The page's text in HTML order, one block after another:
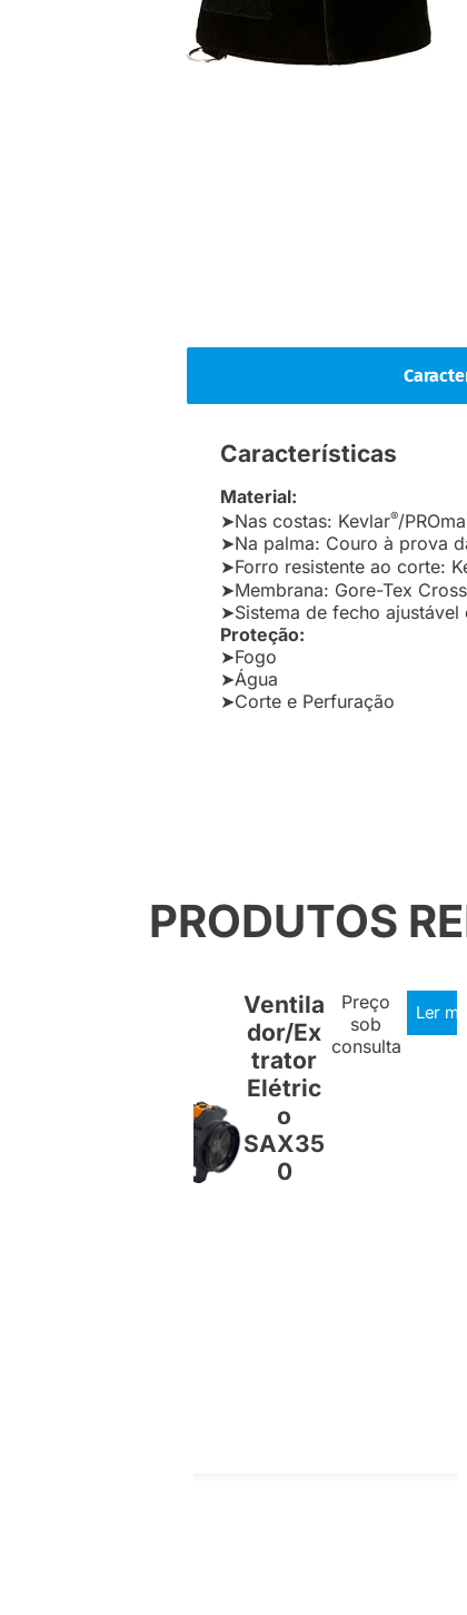
Características
Material:
➤Nas costas: Kevlar®/
➤Na palma: Couro à prova
➤Forro resistente ao corte:
➤Membrana: Gore-Tex
➤Sistema de fecho
Proteção:
➤Fogo
➤Água
➤Corte e Perfuração
PRODUTOS
Ventila
dor/Ex
trator
Elétric
o
SAX35
0
Preço
sob
consulta
Ler